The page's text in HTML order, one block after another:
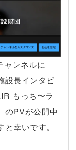
ャンネルに
設長インタビ
もっち〜ラ
のPVが公開中
幸いです。